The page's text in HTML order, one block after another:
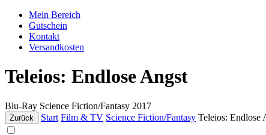
Mein Bereich
Gutschein
Kontakt
Versandkosten
Teleios: Endlose Angst
Blu-Ray Science Fiction/Fantasy 2017
Zurück Start Film & TV Science Fiction/Fantasy Teleios: Endlose